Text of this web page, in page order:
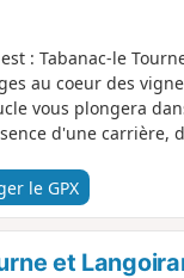
: Tabanac-le
au coeur des
vous plongera
d'une carrière,
le GPX
et